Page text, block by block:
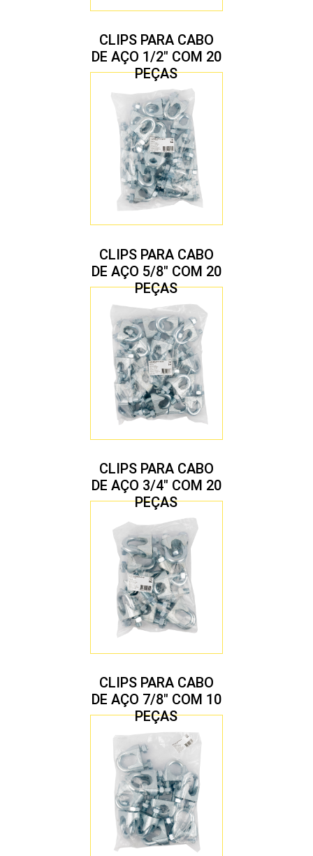
CLIPS PARA CABO
DE AÇO 1/2″ COM 20
PEÇAS
CLIPS PARA CABO
DE AÇO 5/8″ COM 20
PEÇAS
CLIPS PARA CABO
DE AÇO 3/4″ COM 20
PEÇAS
CLIPS PARA CABO
DE AÇO 7/8″ COM 10
PEÇAS